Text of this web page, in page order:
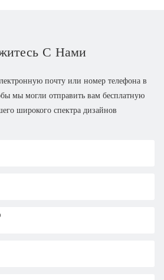
С Нами
почту или номер телефона в
мы могли отправить вам бесплатную
широкого спектра дизайнов